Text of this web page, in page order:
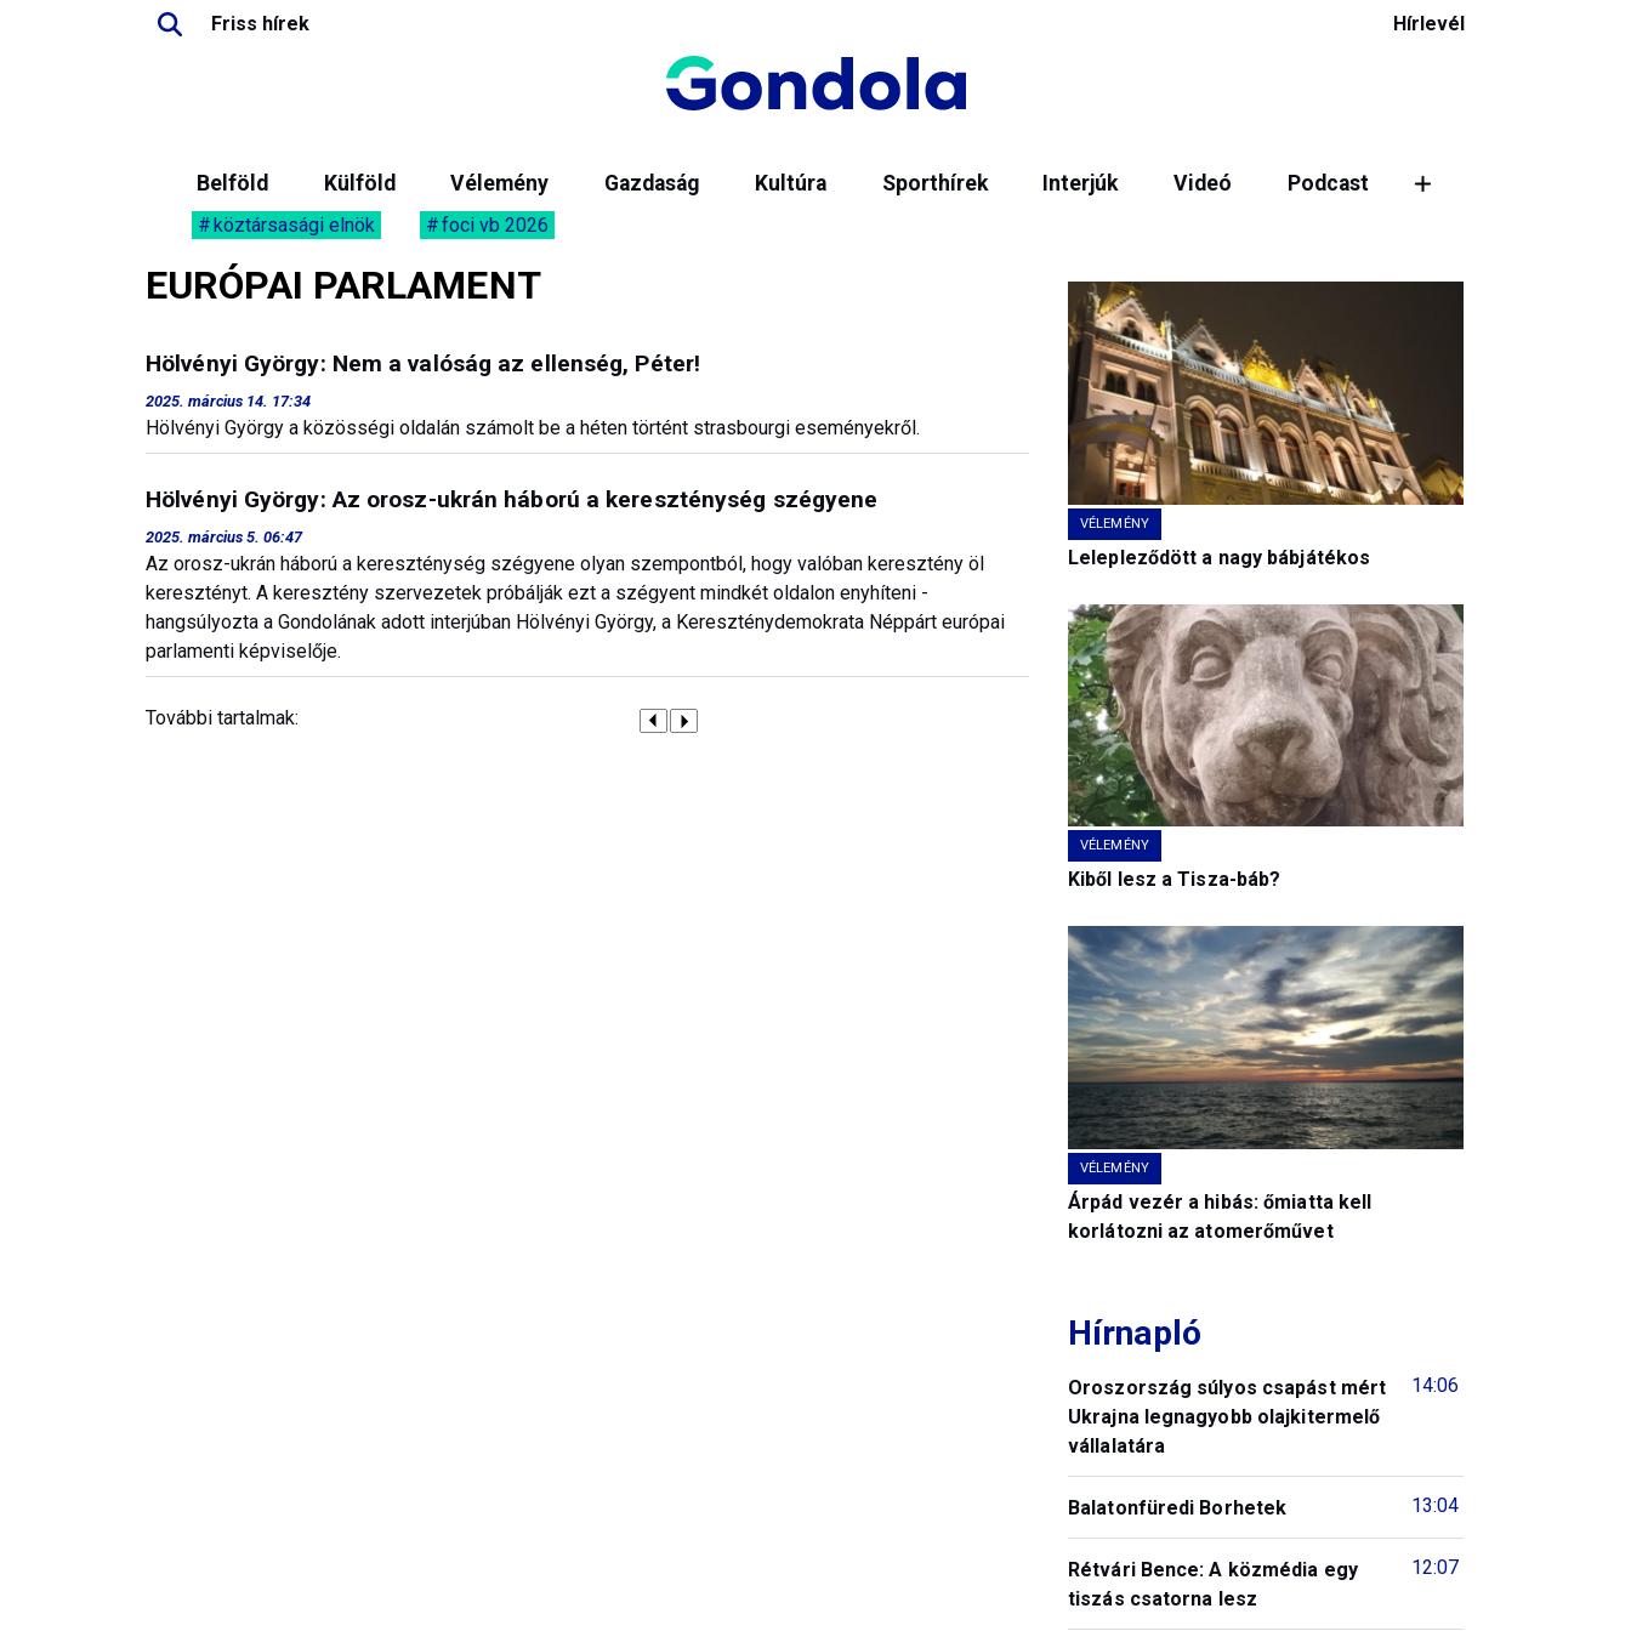
Friss hírek Hírlevél
Belföld Külföld Vélemény Gazdaság Kultúra Sporthírek Interjúk Videó Podcast
köztársasági elnök foci vb 2026
EURÓPAI PARLAMENT
Hölvényi György: Nem a valóság az ellenség, Péter!
2025. március 14. 17:34
Hölvényi György a közösségi oldalán számolt be a héten történt strasbourgi eseményekről.
Hölvényi György: Az orosz-ukrán háború a kereszténység szégyene
2025. március 5. 06:47
Az orosz-ukrán háború a kereszténység szégyene olyan szempontból, hogy valóban keresztény öl
keresztényt. A keresztény szervezetek próbálják ezt a szégyent mindkét oldalon enyhíteni -
hangsúlyozta a Gondolának adott interjúban Hölvényi György, a Kereszténydemokrata Néppárt európai
parlamenti képviselője.
További tartalmak:
VÉLEMÉNY
Lelepleződött a nagy bábjátékos
VÉLEMÉNY
Kiből lesz a Tisza-báb?
VÉLEMÉNY
Árpád vezér a hibás: őmiatta kell
korlátozni az atomerőművet
Hírnapló
14:06
Oroszország súlyos csapást mért
Ukrajna legnagyobb olajkitermelő
vállalatára
13:04
Balatonfüredi Borhetek
12:07
Rétvári Bence: A közmédia egy
tiszás csatorna lesz